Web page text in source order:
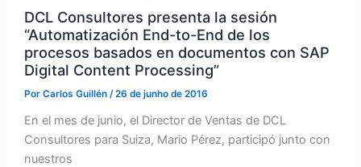
DCL Consultores presenta la sesión
“Automatización End-to-End de los
procesos basados en documentos con SAP
Digital Content Processing”
Por Carlos Guillén /26 de junho de 2016
En el mes de junio, el Director de Ventas de DCL
Consultores para Suiza, Mario Pérez, participó junto con
nuestros